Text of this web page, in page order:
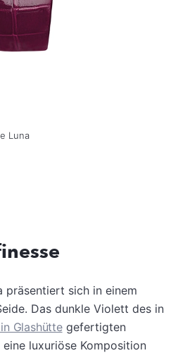
Luna
präsentiert sich in einem
Das dunkle Violett des in
Glashüttegefertigten
luxuriöse Komposition